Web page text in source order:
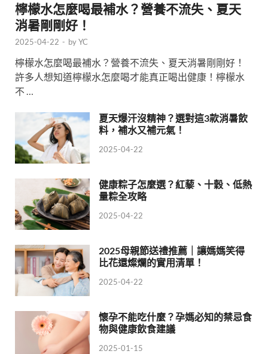
檸檬水怎麼喝最補水？營養不流失、夏天
消暑剛剛好！
2025-04-22 - byYC
檸檬水怎麼喝最補水？營養不流失、夏天消暑剛剛好！
許多人想知道檸檬水怎麼喝才能真正喝出健康！檸檬水
不 …
夏天爆汗沒精神？選對這3款消暑飲
料，補水又補元氣！
2025-04-22
健康粽子怎麼選？紅藜、十穀、低熱
量粽全攻略
2025-04-22
2025母親節送禮推薦｜讓媽媽笑得
比花還燦爛的實用清單！
2025-04-22
懷孕不能吃什麼？孕媽必知的禁忌食
物與健康飲食建議
2025-01-15